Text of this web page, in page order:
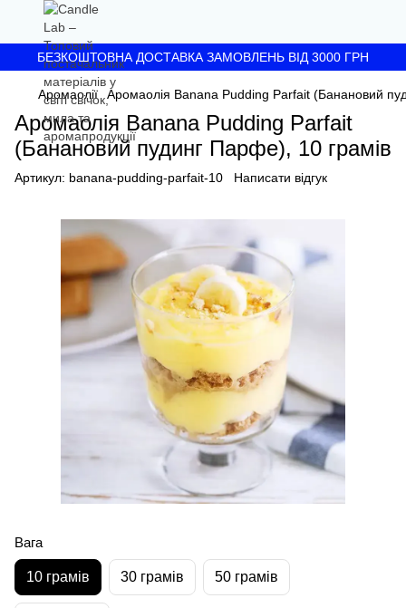
БЕЗКОШТОВНА ДОСТАВКА ЗАМОВЛЕНЬ ВІД 3000 ГРН
Аромаолії Аромаолія Banana Pudding Parfait (Банановий
Аромаолія Banana Pudding Parfait
(Банановий пудинг Парфе), 10 грамів
Артикул: banana-pudding-parfait-10 Написати відгук
Вага
10 грамів 30 грамів 50 грамів